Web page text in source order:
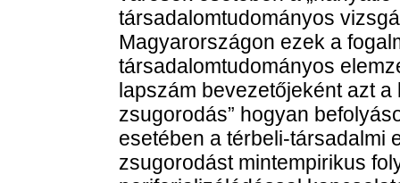
társadalomtudományos
Magyarországon ezek a
társadalomtudományos
lapszám bevezetőjeként azt
zsugorodás” hogyan
esetében a térbeli-társadalmi
zsugorodást mintempirikus